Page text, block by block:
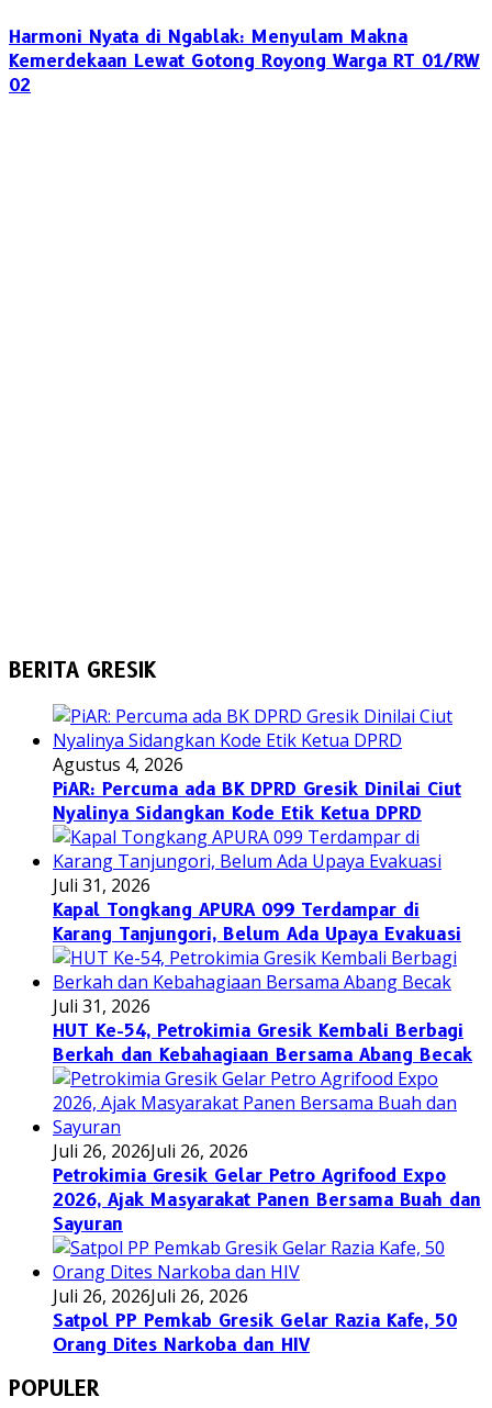
Harmoni Nyata di Ngablak: Menyulam Makna
Kemerdekaan Lewat Gotong Royong Warga RT 01/RW
02
BERITA GRESIK
Agustus 4, 2026
PiAR: Percuma ada BK DPRD Gresik Dinilai Ciut
Nyalinya Sidangkan Kode Etik Ketua DPRD
Juli 31, 2026
Kapal Tongkang APURA 099 Terdampar di
Karang Tanjungori, Belum Ada Upaya Evakuasi
Juli 31, 2026
HUT Ke-54, Petrokimia Gresik Kembali Berbagi
Berkah dan Kebahagiaan Bersama Abang Becak
Juli 26, 2026Juli 26, 2026
Petrokimia Gresik Gelar Petro Agrifood Expo
2026, Ajak Masyarakat Panen Bersama Buah dan
Sayuran
Juli 26, 2026Juli 26, 2026
Satpol PP Pemkab Gresik Gelar Razia Kafe, 50
Orang Dites Narkoba dan HIV
POPULER